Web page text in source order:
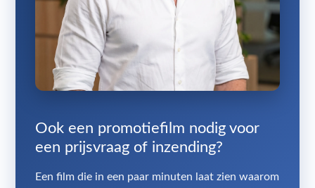
Ook een promotiefilm nodig voor
een prijsvraag of inzending?
Een film die in een paar minuten laat zien waarom